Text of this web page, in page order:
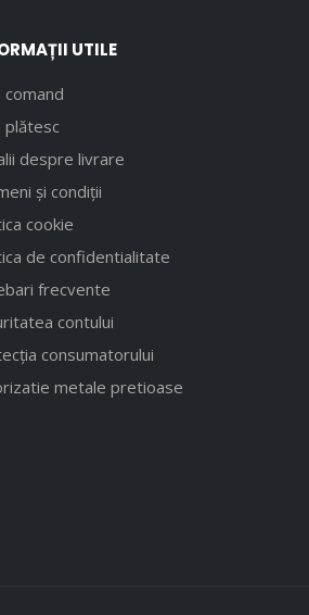
UTILE
comand
plătesc
despre livrare
și condiții
cookie
de confidentialitate
frecvente
contului
consumatorului
metale pretioase